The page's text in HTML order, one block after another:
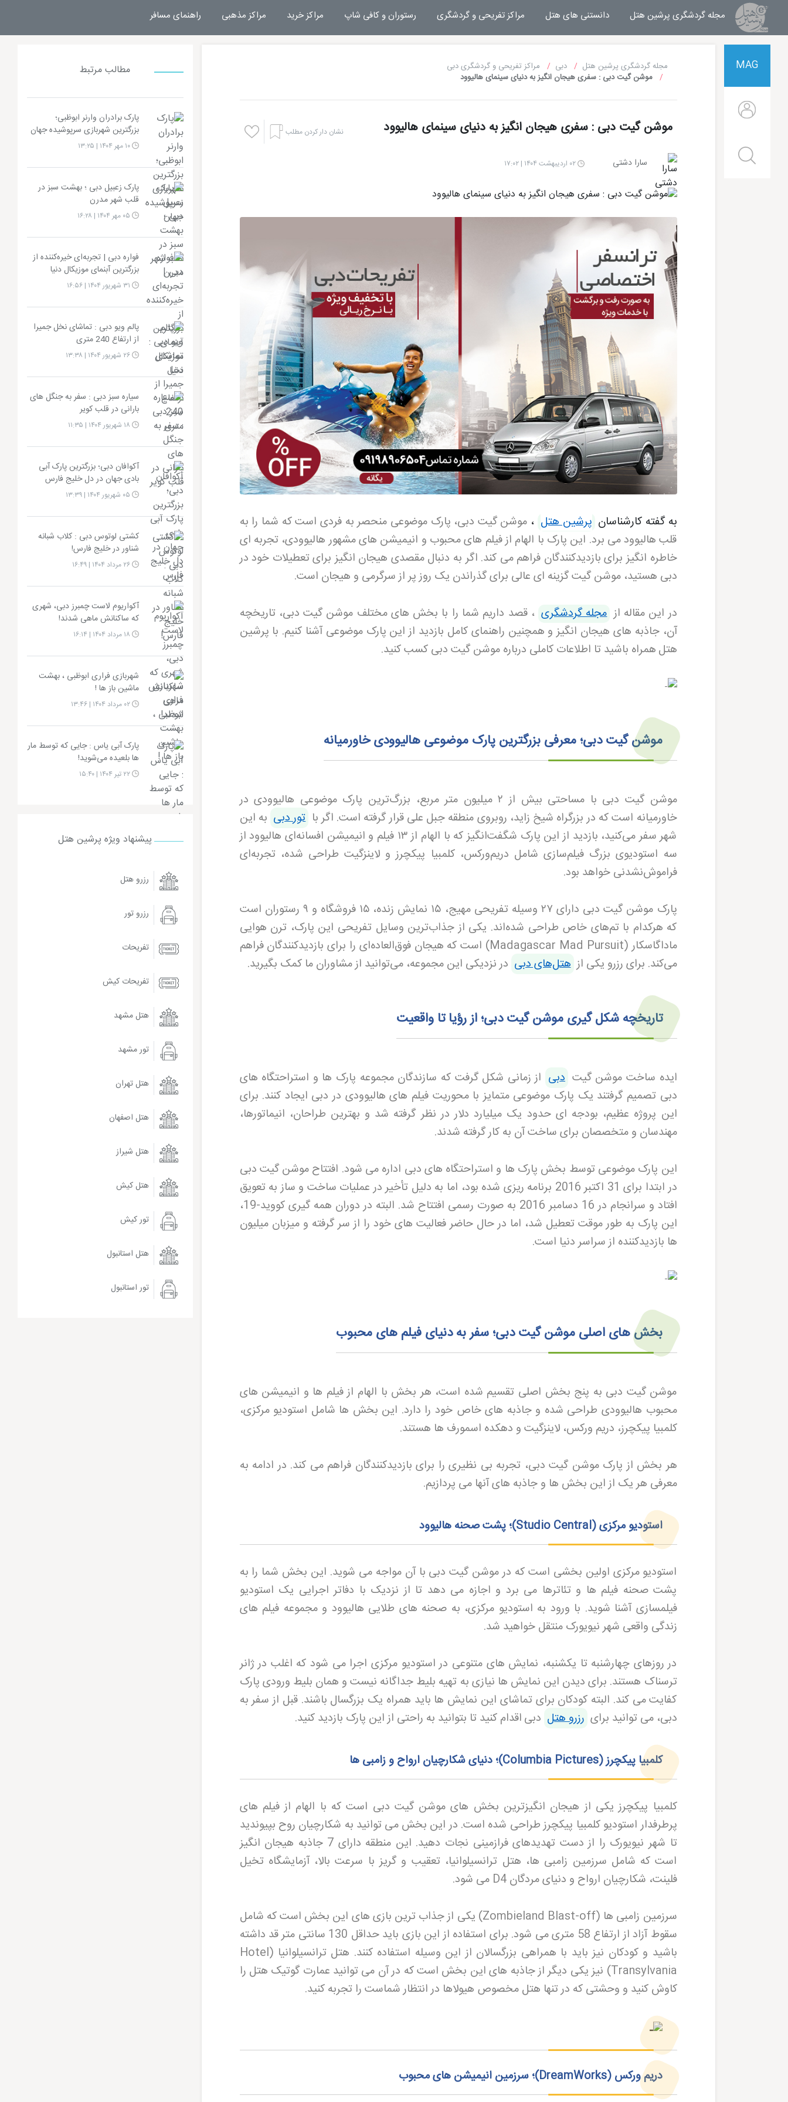
مجله گردشگری پرشین هتل مجله خبری پرشین هتل
دانستنی های هتل مراکز تفریحی و گردشگری رستوران و کافی شاپ مراکز خرید مراکز مذهبی راهنمای مسافر
MAG مجله گردشگری پرشین هتل دبی
مراکز تفریحی و گردشگری دبی
موشن گیت دبی : سفری هیجان‌ انگیز به دنیای سینمای هالیوود
موشن گیت دبی : سفری هیجان‌ انگیز به دنیای سینمای هالیوود نشان دار کردن مطلب
سارا دشتی ۰۲ اردیبهشت ۱۴۰۴ | ۱۷:۰۲
به گفته کارشناسان پرشین هتل ، موشن گیت دبی، پارک موضوعی منحصر به فردی است که شما را به
قلب هالیوود می برد. این پارک با الهام از فیلم های محبوب و انیمیشن های مشهور هالیوودی، تجربه ای
خاطره انگیز برای بازدیدکنندگان فراهم می کند. اگر به دنبال مقصدی هیجان انگیز برای تعطیلات خود در
دبی هستید، موشن گیت گزینه ای عالی برای گذراندن یک روز پر از سرگرمی و هیجان است.
در این مقاله از مجله گردشگری ، قصد داریم شما را با بخش های مختلف موشن گیت دبی، تاریخچه
آن، جاذبه های هیجان انگیز و همچنین راهنمای کامل بازدید از این پارک موضوعی آشنا کنیم. با پرشین
هتلهمراه باشید تا اطلاعات کاملی درباره موشن گیت دبی کسب کنید.
موشن گیت دبی؛ معرفی بزرگترین پارک موضوعی هالیوودی خاورمیانه
موشن گیت دبی با مساحتی بیش از ۲میلیون متر مربع، بزرگ‌ترین پارک موضوعی هالیوودی در
خاورمیانه است که در بزرگراه شیخ زاید، روبروی منطقه جبل علی قرار گرفته است. اگر با تور دبی به این
شهر سفر می‌کنید، بازدید از این پارک شگفت‌انگیز که با الهام از۱۳ فیلم و انیمیشن افسانه‌ای هالیوود از
سه استودیوی بزرگ فیلم‌سازی شامل دریم‌ورکس، کلمبیا پیکچرز و لاینزگیت طراحی شده، تجربه‌ای
فراموش‌نشدنی خواهد بود.
پارک موشن گیت دبی دارای ۲۷ وسیله تفریحی مهیج، ۱۵ نمایش زنده، ۱۵ فروشگاه و ۹ رستوران است
که هرکدام با تم‌های خاص طراحی شده‌اند. یکی از جذاب‌ترین وسایل تفریحی این پارک، ترن هوایی
ماداگاسکار (Madagascar Mad Pursuit) است که هیجان فوق‌العاده‌ای را برای بازدیدکنندگان فراهم
می‌کند. برای رزرو یکی از هتل‌های دبی در نزدیکی این مجموعه، می‌توانید از مشاوران ما کمک بگیرید.
تاریخچه شکل‌ گیری موشن گیت دبی؛ از رؤیا تا واقعیت
ایده ساخت موشن گیت دبی از زمانی شکل گرفت که سازندگان مجموعه پارک ها و استراحتگاه های
دبی تصمیم گرفتند یک پارک موضوعی متمایز با محوریت فیلم های هالیوودی در دبی ایجاد کنند. برای
این پروژه عظیم، بودجه ای حدود یک میلیارد دلار در نظر گرفته شد و بهترین طراحان، انیماتورها،
مهندسان و متخصصان برای ساخت آن به کار گرفته شدند.
این پارک موضوعی توسط بخش پارک ها و استراحتگاه های دبی اداره می شود. افتتاح موشن گیت دبی
در ابتدا برای 31 اکتبر 2016 برنامه ریزی شده بود، اما به دلیل تأخیر در عملیات ساخت و ساز به تعویق
افتاد و سرانجام در 16 دسامبر 2016 به صورت رسمی افتتاح شد. البته در دوران همه گیری کووید-19،
این پارک به طور موقت تعطیل شد، اما در حال حاضر فعالیت های خود را از سر گرفته و میزبان میلیون
ها بازدیدکننده از سراسر دنیا است.
بخش‌ های اصلی موشن گیت دبی؛ سفر به دنیای فیلم‌ های محبوب
موشن گیت دبی به پنج بخش اصلی تقسیم شده است، هر بخش با الهام از فیلم ها و انیمیشن های
محبوب هالیوودی طراحی شده و جاذبه های خاص خود را دارد. این بخش ها شامل استودیو مرکزی،
کلمبیا پیکچرز، دریم ورکس، لاینزگیت و دهکده اسمورف ها هستند.
هر بخش از پارک موشن گیت دبی، تجربه بی نظیری را برای بازدیدکنندگان فراهم می کند. در ادامه به
معرفی هر یک از این بخش ها و جاذبه های آنها می پردازیم.
استودیو مرکزی(Studio Central) ؛ پشت صحنه هالیوود
استودیو مرکزی اولین بخشی است که در موشن گیت دبی با آن مواجه می شوید. این بخش شما را به
پشت صحنه فیلم ها و تئاترها می برد و اجازه می دهد تا از نزدیک با دفاتر اجرایی یک استودیو
فیلمسازی آشنا شوید. با ورود به استودیو مرکزی، به صحنه های طلایی هالیوود و مجموعه فیلم های
زندگی واقعی شهر نیویورک منتقل خواهید شد.
در روزهای چهارشنبه تا یکشنبه، نمایش های متنوعی در استودیو مرکزی اجرا می شود که اغلب در ژانر
ترسناک هستند. برای دیدن این نمایش ها نیازی به تهیه بلیط جداگانه نیست و همان بلیط ورودی پارک
کفایت می کند. البته کودکان برای تماشای این نمایش ها باید همراه یک بزرگسال باشند. قبل از سفر به
دبی، می توانید برای رزرو هتل دبیاقدام کنید تا بتوانید به راحتی از این پارک بازدید کنید.
کلمبیا پیکچرز(Columbia Pictures) ؛ دنیای شکارچیان ارواح و زامبی‌ ها
کلمبیا پیکچرز یکی از هیجان انگیزترین بخش های موشن گیت دبی است که با الهام از فیلم های
پرطرفدار استودیو کلمبیا پیکچرز طراحی شده است. در این بخش می توانید به شکارچیان روح بپیوندید
تا شهر نیویورک را از دست تهدیدهای فرازمینی نجات دهید. این منطقه دارای 7 جاذبه هیجان انگیز
است که شامل سرزمین زامبی ها، هتل ترانسیلوانیا، تعقیب و گریز با سرعت بالا، آزمایشگاه تخیل
فلینت، شکارچیان ارواح و دنیای مردگان 4 D می شود.
سرزمین زامبی ها (Zombieland Blast-off)
یکی از جذاب ترین بازی های این بخش است که شامل
سقوط آزاد از ارتفاع 58 متری می شود. برای استفاده از این بازی باید حداقل 130 سانتی متر قد داشته
باشید و کودکان نیز باید با همراهی بزرگسالان از این وسیله استفاده کنند. هتل ترانسیلوانیا (Hotel
Transylvania) نیز یکی دیگر از جاذبه های این بخش است که در آن می توانید عمارت گوتیک هتل را
کاوش کنید و وحشتی که در تنها هتل مخصوص هیولاها در انتظار شماست را تجربه کنید.
دریم ‌ورکس(DreamWorks) ؛ سرزمین انیمیشن‌ های محبوب
مطالب مرتبط
پارک برادران وارنر ابوظبی؛
بزرگترین شهربازی سرپوشیده جهان
۱۰ مهر ۱۴۰۴ | ۱۳:۲۵
پارک زعبیل دبی ؛ بهشت سبز در
قلب شهر مدرن
فواره دبی | تجربه‌ای خیره‌کننده از
بزرگترین آبنمای موزیکال دنیا
پالم ویو دبی : تماشای نخل جمیرا
از ارتفاع 240 متری
۲۶ شهریور ۱۴۰۴ | ۱۳:۳۸
سیاره سبز دبی : سفر به جنگل‌ های
بارانی در قلب کویر
آکوافان دبی؛ بزرگترین پارک آبی
بادی جهان در دل خلیج فارس
کشتی لوتوس دبی : کلاب شبانه
شناور در خلیج فارس!
۲۶ مرداد ۱۴۰۴ | ۱۶:۴۹
آکواریوم لاست چمبرز دبی، شهری
که ساکنانش ماهی شدند!
شهربازی فراری ابوظبی ، بهشت
ماشین باز ها !
۰۲ مرداد ۱۴۰۴ | ۱۳:۴۶
پارک آبی یاس : جایی که توسط مار
ها بلعیده می‌شوید!
۲۲ تیر ۱۴۰۴ | ۱۵:۴۰
پیشنهاد ویژه پرشین هتل
رزرو هتل
رزرو تور
تفریحات
تفریحات کیش
هتل مشهد
تور مشهد
هتل تهران
هتل اصفهان
هتل شیراز
هتل کیش
تور کیش
هتل استانبول
تور استانبول